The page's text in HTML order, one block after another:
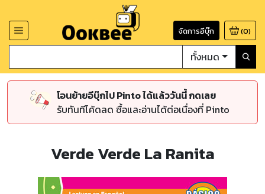
จัดการอีบุ๊ก (0)
ทั้งหมด
โอนย้ายอีบุ๊กไป Pinto ได้แล้ววันนี้ กดเลย
รับทันทีโค้ดลด ซื้อและอ่านได้ต่อเนื่องที่ Pinto
Verde Verde La Ranita